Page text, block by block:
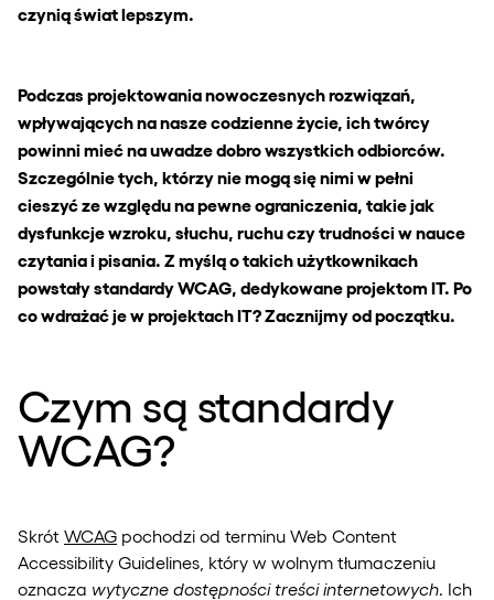
czynią świat lepszym.
Podczas projektowania nowoczesnych rozwiązań,
wpływających na nasze codzienne życie, ich twórcy
powinni mieć na uwadze dobro wszystkich odbiorców.
Szczególnie tych, którzy nie mogą się nimi w pełni
cieszyć ze względu na pewne ograniczenia, takie jak
dysfunkcje wzroku, słuchu, ruchu czy trudności w nauce
czytania i pisania. Z myślą o takich użytkownikach
powstały standardy WCAG, dedykowane projektom IT. Po
co wdrażać je w projektach IT? Zacznijmy od początku.
Czym są standardy
WCAG?
Skrót WCAG pochodzi od terminu Web Content
Accessibility Guidelines, który w wolnym tłumaczeniu
oznacza wytyczne dostępności treści internetowych. Ich